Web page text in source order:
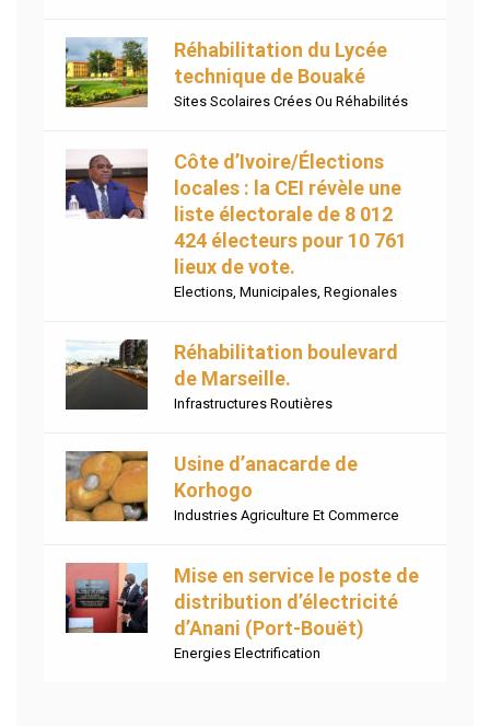
Réhabilitation du Lycée
technique de Bouaké
Sites Scolaires Crées Ou Réhabilités
Côte d’Ivoire/Élections
locales : la CEI révèle une
liste électorale de 8 012
424 électeurs pour 10 761
lieux de vote.
Elections, Municipales, Regionales
Réhabilitation boulevard
de Marseille.
Infrastructures Routières
Usine d’anacarde de
Korhogo
Industries Agriculture Et Commerce
Mise en service le poste de
distribution d’électricité
d’Anani (Port-Bouët)
Energies Electrification